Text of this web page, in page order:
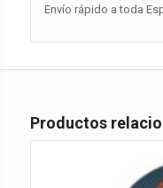
Envío rápido a toda
Productos